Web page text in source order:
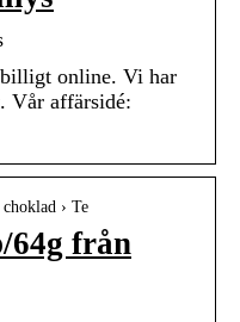
online. Vi har
Vår affärsidé:
› Te
64g från